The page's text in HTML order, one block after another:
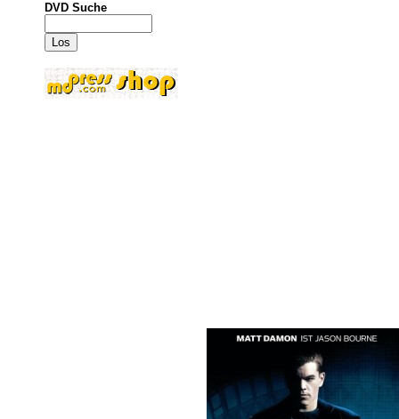
DVD Suche